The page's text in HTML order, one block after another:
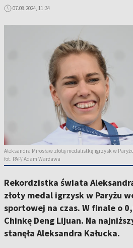
07.08.2024, 11:34
Aleksandra Mirosław złotą medalistką igrzysk w
fot. PAP/ Adam Warżawa
Rekordzistka świata
złoty medal igrzysk w Paryżu
sportowej na czas. W finale o
Chinkę Deng Lijuan. Na
stanęła Aleksandra Kałucka.